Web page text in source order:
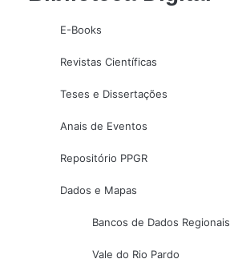
E-Books
Revistas Científicas
Teses e Dissertações
Anais de Eventos
Repositório PPGR
Dados e Mapas
Bancos de Dados Regionais
Vale do Rio Pardo